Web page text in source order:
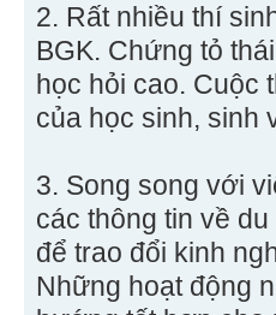
2. Rất nhiều thí
BGK. Chứng tỏ
học hỏi cao. Cuộc
của học sinh, sinh
3. Song song với
các thông tin về
để trao đổi kinh
Những hoạt động